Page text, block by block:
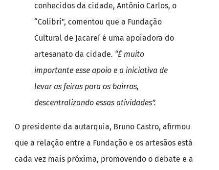
conhecidos da cidade, Antônio Carlos, o
“Colibri”, comentou que a Fundação
Cultural de Jacareí é uma apoiadora do
artesanato da cidade. “É muito
importante esse apoio e a iniciativa de
levar as feiras para os bairros,
descentralizando essas atividades”.
O presidente da autarquia, Bruno Castro, afirmou
que a relação entre a Fundação e os artesãos está
cada vez mais próxima, promovendo o debate e a